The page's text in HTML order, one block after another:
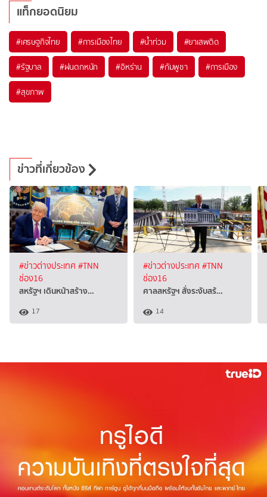
แท็กยอดนิยม
#เศรษฐกิจไทย #การเมืองไทย #น้ำท่วม #ยาเสพติด
#รัฐบาล #ฝนตกหนัก #อิหร่าน #กัมพูชา #การเมือง
#สุขภาพ
ข่าวที่เกี่ยวข้อง
#ข่าวต่างประเทศ #TNN
ช่อง16
สหรัฐฯ เดินหน้าสร้าง…
17
#ข่าวต่างประเทศ #TNN
ช่อง16
ศาลสหรัฐฯ สั่งระงับสร้…
14